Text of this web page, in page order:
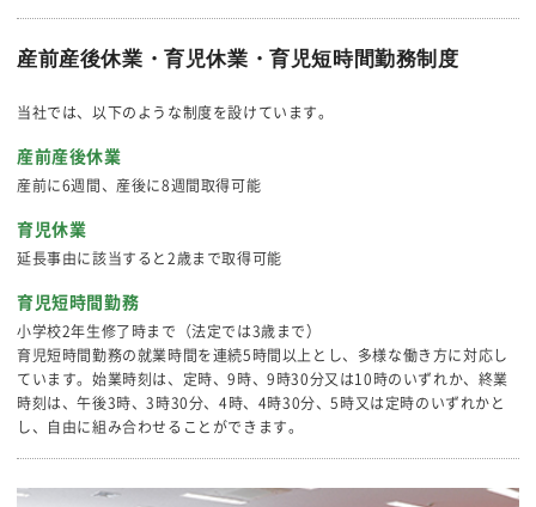
産前産後休業・育児休業・育児短時間勤務制度
当社では、以下のような制度を設けています。
産前産後休業
産前に6週間、産後に8週間取得可能
育児休業
延長事由に該当すると2歳まで取得可能
育児短時間勤務
小学校2年生修了時まで（法定では3歳まで）
育児短時間勤務の就業時間を連続5時間以上とし、多様な働き方に対応し
ています。始業時刻は、定時、9時、9時30分又は10時のいずれか、終業
時刻は、午後3時、3時30分、4時、4時30分、5時又は定時のいずれかと
し、自由に組み合わせることができます。